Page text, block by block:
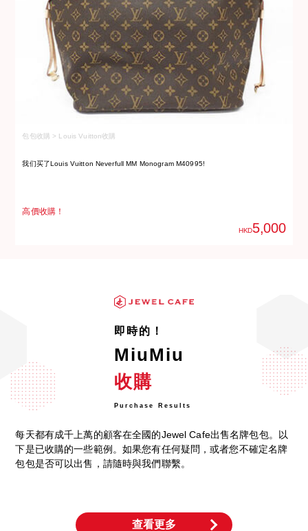
包包收購 > Louis Vuitton收購
我们买了Louis Vuitton Neverfull MM Monogram M40995!
高價收購！
HKD5,000
即時的！
MiuMiu
收購
Purchase Results
每天都有成千上萬的顧客在全國的Jewel Cafe出售名牌包包。以
下是已收購的一些範例。如果您有任何疑問，或者您不確定名牌
包包是否可以出售，請隨時與我們聯繫。
查看更多